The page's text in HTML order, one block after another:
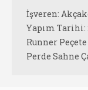
İşveren:
Yapım Tarihi:
Runner
Perde Sahne